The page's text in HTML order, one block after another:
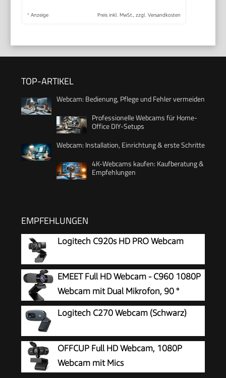
* Anzeige Preis inkl. MwSt., zzgl. Versandkosten
TOP-ARTIKEL
Webcam: Bedienung, Pflege und Fehler vermeiden
Professionelle Webcams für Home-
Office DIY-Setups
Webcam: Installation, Einrichtung & erste Schritte
4K-Webcams kaufen: Kaufberatung &
Empfehlungen
EMPFEHLUNGEN
Logitech C920s HD PRO Webcam
EMEET Full HD Webcam - C960 1080P
Webcam mit Dual Mikrofon, 90 °
Streaming Kamera mit Automatische
Lichtkorrektur, Plug & Play, für Linux, Win10, Mac
OS X, YouTube, Skype, zum Konferenz
Logitech C270 Webcam (Schwarz)
OFFCUP Full HD Webcam, 1080P
Webcam mit Mics